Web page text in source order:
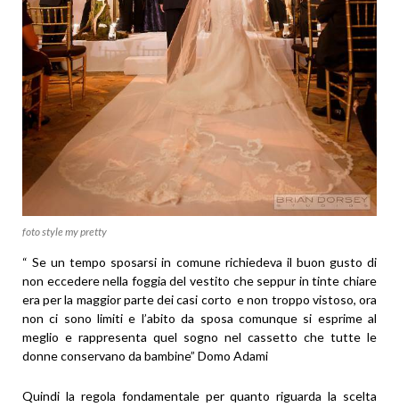
foto style my pretty
“ Se un tempo sposarsi in comune richiedeva il buon gusto di
non eccedere nella foggia del vestito che seppur in tinte chiare
era per la maggior parte dei casi corto e non troppo vistoso, ora
non ci sono limiti e l’abito da sposa comunque si esprime al
meglio e rappresenta quel sogno nel cassetto che tutte le
donne conservano da bambine” Domo Adami
Quindi la regola fondamentale per quanto riguarda la scelta